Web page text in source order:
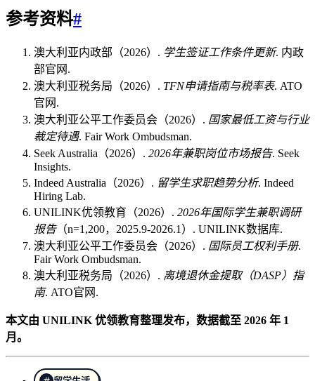
参考资料#
澳大利亚内政部（2026）. 学生签证工作条件更新. 内政
部官网.
澳大利亚税务局（2026）. TFN申请指南与税率表. ATO
官网.
澳大利亚公平工作委员会（2026）. 国家最低工资与行业
裁定待遇. Fair Work Ombudsman.
Seek Australia（2026）. 2026年兼职岗位市场报告. Seek
Insights.
Indeed Australia（2026）. 留学生求职趋势分析. Indeed
Hiring Lab.
UNILINK优领教育（2026）. 2026年国际学生兼职调研
报告（n=1,200，2025.9‑2026.1）. UNILINK数据库.
澳大利亚公平工作委员会（2026）. 国际员工权利手册.
Fair Work Ombudsman.
澳大利亚税务局（2026）. 离境退休金提取（DASP）指
南. ATO官网.
本文由 UNILINK 优领教育整理发布，数据截至 2026 年 1
月。